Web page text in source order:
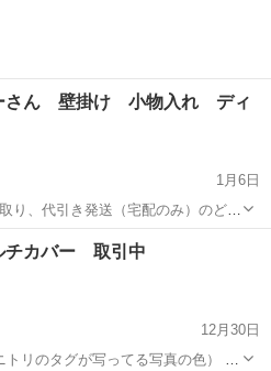
さん 壁掛け 小物入れ ディ
1月6日
リック、カバー プーさん
カバー 取引中
12月30日
リのタグが写ってる写真の色） 現